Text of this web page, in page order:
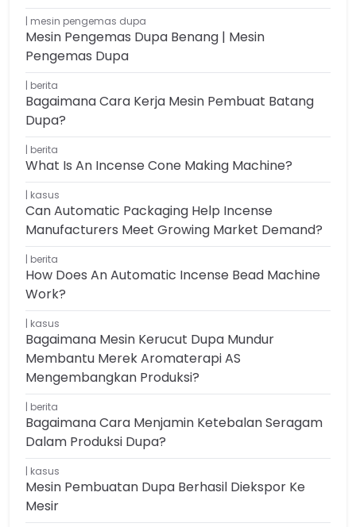
mesin pengemas dupa
Mesin Pengemas Dupa Benang | Mesin
Pengemas Dupa
berita
Bagaimana Cara Kerja Mesin Pembuat Batang
Dupa?
berita
What Is An Incense Cone Making Machine?
kasus
Can Automatic Packaging Help Incense
Manufacturers Meet Growing Market Demand?
berita
How Does An Automatic Incense Bead Machine
Work?
kasus
Bagaimana Mesin Kerucut Dupa Mundur
Membantu Merek Aromaterapi AS
Mengembangkan Produksi?
berita
Bagaimana Cara Menjamin Ketebalan Seragam
Dalam Produksi Dupa?
kasus
Mesin Pembuatan Dupa Berhasil Diekspor Ke
Mesir